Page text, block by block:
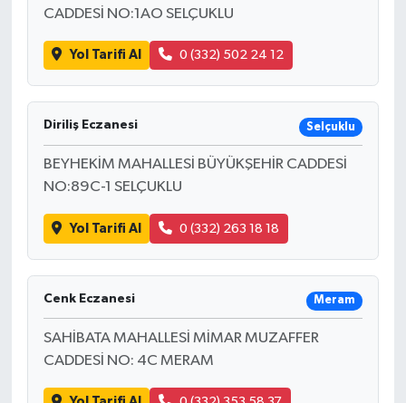
CADDESİ NO:1AO SELÇUKLU
Yol Tarifi Al 0 (332) 502 24 12
Diriliş Eczanesi Selçuklu
BEYHEKİM MAHALLESİ BÜYÜKŞEHİR CADDESİ
NO:89C-1 SELÇUKLU
Yol Tarifi Al 0 (332) 263 18 18
Cenk Eczanesi Meram
SAHİBATA MAHALLESİ MİMAR MUZAFFER
CADDESİ NO: 4C MERAM